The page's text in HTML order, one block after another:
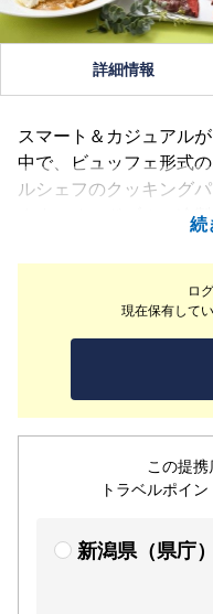
ロ
現在保有して
この提
トラベルポイ
新潟県（県庁）
詳細情報
スマート＆カジュアル
中で、ビュッフェ形式
ルシェフのクッキング
ます。オードブル、冷
など45品をご用意。サ
どのパンメニューも豊
ルでお好きなものをお
フコーナーでは人気の
を1品ご用意。デザート
のスイーツを取り揃え
続